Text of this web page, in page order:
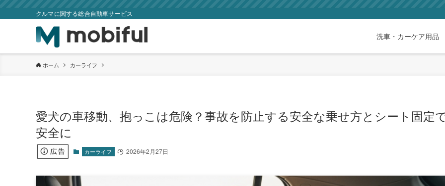
クルマに関する総合自動車サービス
洗車・カーケア用品
ホーム カーライフ
愛犬の車移動、抱っこは危険？事故を防止する安全な乗せ方とシート固定
安全に
カーライフ 2026年2月27日